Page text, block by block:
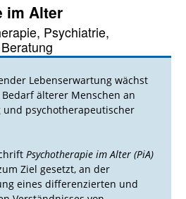
im Alter
Psychiatrie,
Lebenserwartung wächst
älterer Menschen an
und psychotherapeutischer
Psychotherapie im Alter (PiA)
Ziel gesetzt, an der
eines differenzierten und